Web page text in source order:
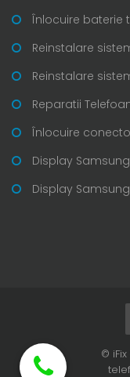
Înlocuire baterie
Reinstalare
Reinstalare
Reparatii
Înlocuire
Display
Display
©